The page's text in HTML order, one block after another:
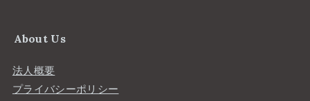
About Us
法人概要
プライバシーポリシー